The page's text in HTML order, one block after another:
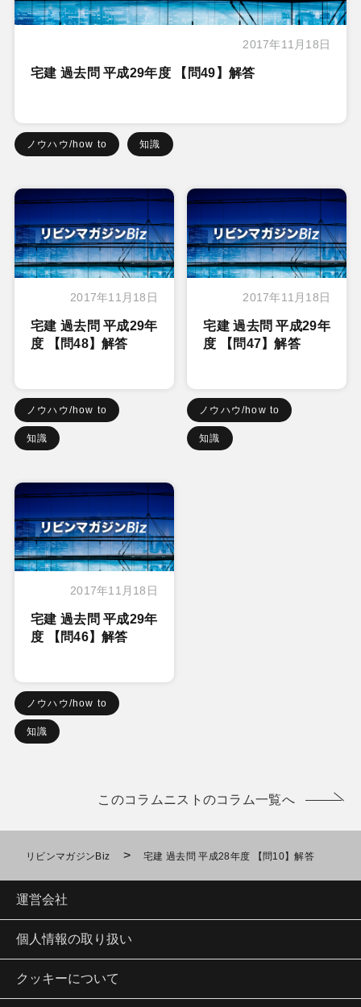
2017年11月18日
宅建 過去問 平成29年度 【問49】解答
ノウハウ/how to 知識
2017年11月18日
宅建 過去問 平成29年
度 【問48】解答
ノウハウ/how to
知識
2017年11月18日
宅建 過去問 平成29年
度 【問47】解答
ノウハウ/how to
知識
2017年11月18日
宅建 過去問 平成29年
度 【問46】解答
ノウハウ/how to
知識
このコラムニストのコラム一覧へ
リビンマガジンBiz > 宅建 過去問 平成28年度 【問10】解答
運営会社
個人情報の取り扱い
クッキーについて